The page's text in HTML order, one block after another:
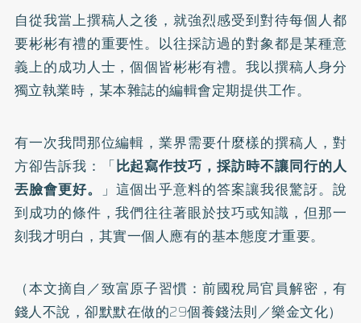
自從我當上撰稿人之後，就強烈感受到對待每個人都
要彬彬有禮的重要性。以往採訪過的對象都是某種意
義上的成功人士，個個皆彬彬有禮。我以撰稿人身分
獨立執業時，某本雜誌的編輯會定期提供工作。
有一次我問那位編輯，業界需要什麼樣的撰稿人，對
方卻告訴我：「比起寫作技巧，採訪時不讓同行的人
丟臉會更好。
」這個出乎意料的答案讓我很驚訝。說
到成功的條件，我們往往著眼於技巧或知識，但那一
刻我才明白，其實一個人應有的基本態度才重要。
（本文摘自／致富原子習慣：前國稅局官員解密，有
錢人不說，卻默默在做的29個養錢法則／樂金文化）